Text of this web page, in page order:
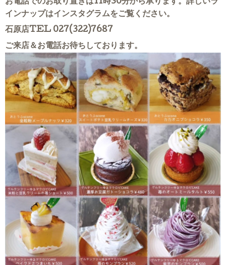
インナップはインスタグラムをご覧ください。
石原店TEL 027(322)7687
ご来店＆お電話お待ちしております。